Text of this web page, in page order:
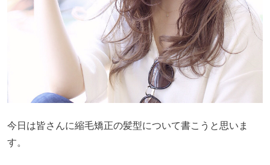
今日は皆さんに縮毛矯正の髪型について書こうと思いま
す。